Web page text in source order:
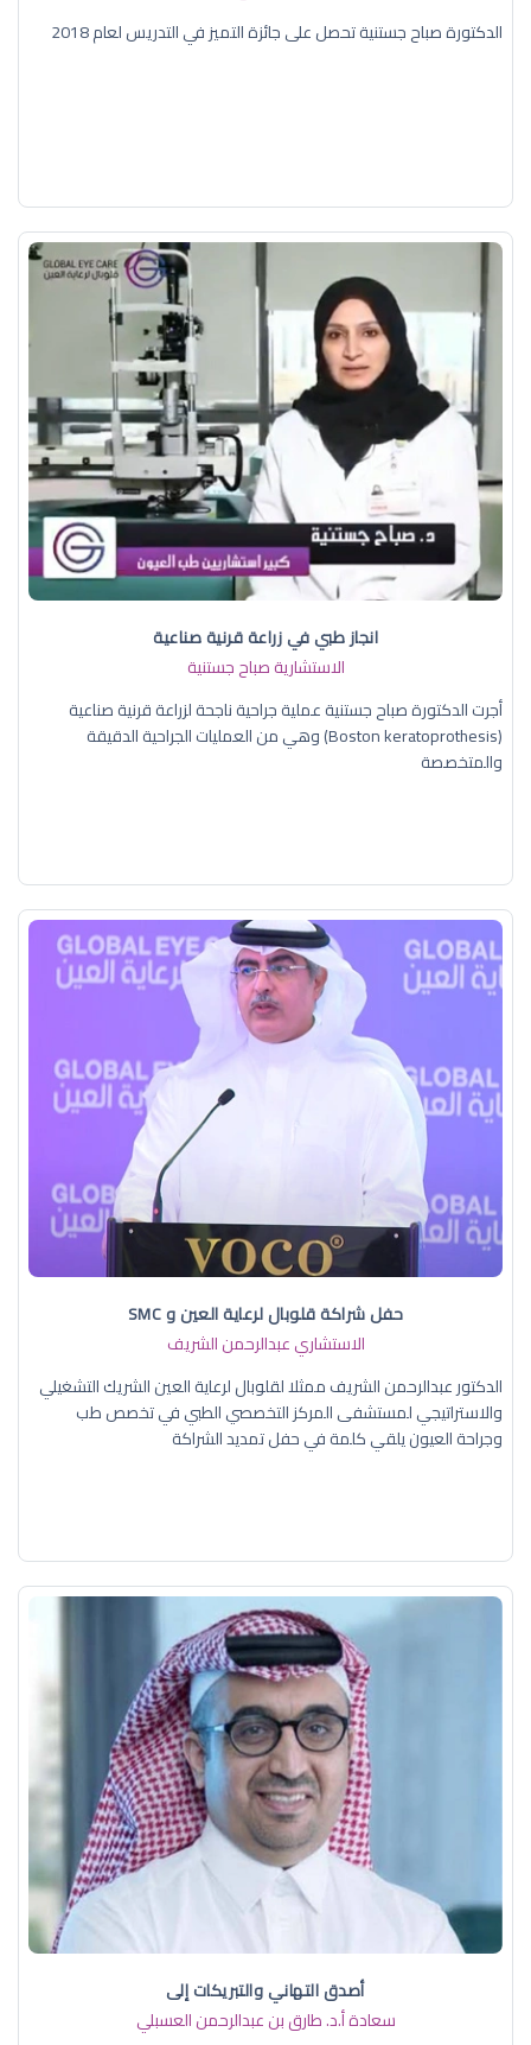
الدكتورة صباح جستنية تحصل على جائزة التميز في التدريس لعام 2018
انجاز طبي في زراعة قرنية صناعية
الاستشارية صباح جستنية
أجرت الدكتورة صباح جستنية عملية جراحية ناجحة لزراعة قرنية صناعية
(Boston keratoprothesis) وهي من العمليات الجراحية الدقيقة
والمتخصصة
حفل شراكة قلوبال لرعاية العين و SMC
الاستشاري عبدالرحمن الشريف
الدكتور عبدالرحمن الشريف ممثلا لقلوبال لرعاية العين الشريك التشغيلي
والاستراتيجي لمستشفى المركز التخصصي الطبي في تخصص طب
وجراحة العيون يلقي كلمة في حفل تمديد الشراكة
أصدق التهاني والتبريكات إلى
سعادة أ.د. ​طارق بن عبدالرحمن العسبلي